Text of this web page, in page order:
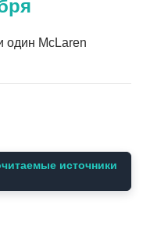
один McLaren
источники